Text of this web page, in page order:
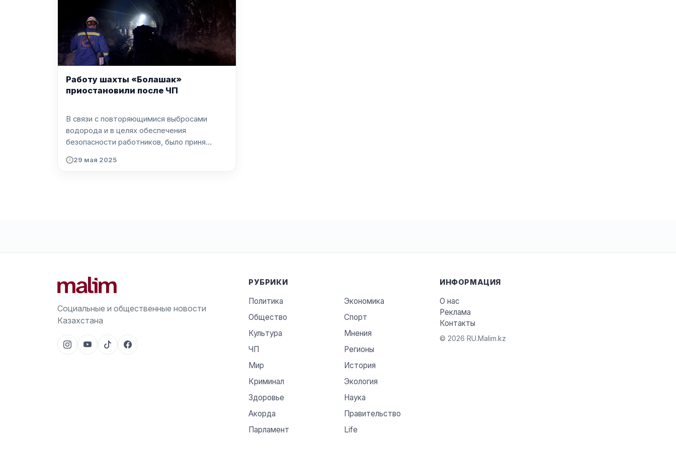
Работу шахты «Болашак»
приостановили после ЧП
В связи с повторяющимися выбросами
водорода и в целях обеспечения
безопасности работников, было приня...
29 мая 2025
Социальные и общественные новости
Казахстана
РУБРИКИ
Политика
Экономика
Общество
Спорт
Культура
Мнения
ЧП
Регионы
Мир
История
Криминал
Экология
Здоровье
Наука
Акорда
Правительство
Парламент
Life
ИНФОРМАЦИЯ
О нас
Реклама
Контакты
© 2026 RU.Malim.kz